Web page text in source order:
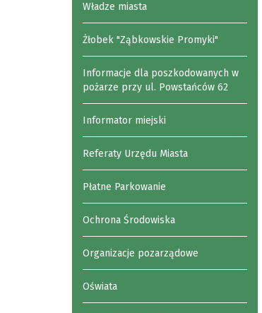
Władze miasta
Żłobek "Ząbkowskie Promyki"
Informacje dla poszkodowanych w
pożarze przy ul. Powstańców 62
Informator miejski
Referaty Urzędu Miasta
Płatne Parkowanie
Ochrona Środowiska
Organizacje pozarządowe
Oświata